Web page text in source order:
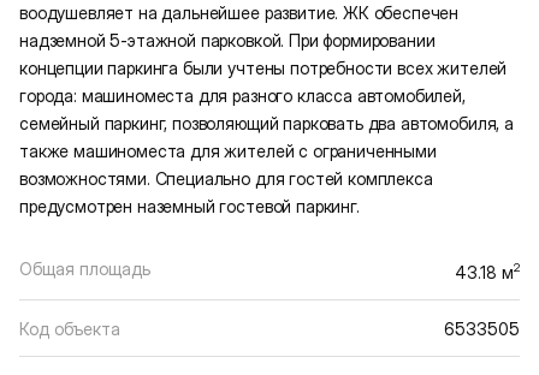
воодушевляет на дальнейшее развитие. ЖК обеспечен
надземной 5-этажной парковкой. При формировании
концепции паркинга были учтены потребности всех жителей
города: машиноместа для разного класса автомобилей,
семейный паркинг, позволяющий парковать два автомобиля, а
также машиноместа для жителей с ограниченными
возможностями. Специально для гостей комплекса
предусмотрен наземный гостевой паркинг.
Общая площадь 43.18 м2
Код объекта 6533505